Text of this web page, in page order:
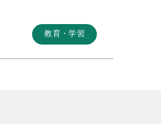
教育・学習